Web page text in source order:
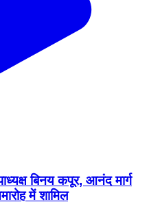
बिनय कपूर, आनंद मार्ग
में शामिल